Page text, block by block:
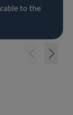
to the